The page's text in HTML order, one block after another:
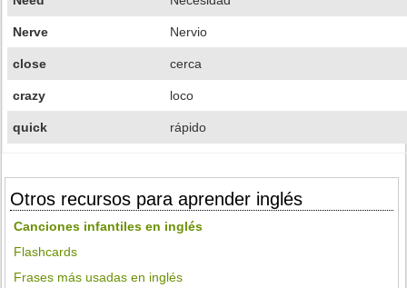
Nerve Nervio
close cerca
crazy loco
quick rápido
Otros recursos para aprender inglés
Canciones infantiles en inglés
Flashcards
Frases más usadas en inglés